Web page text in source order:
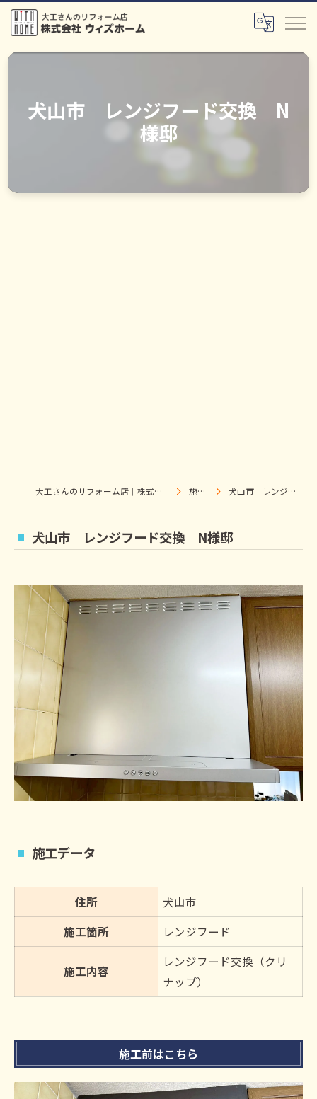
犬山市 レンジフード交換 N
様邸
大工さんのリフォーム店｜株式会社ウィズホーム｜扶桑・犬山 施工事例 犬山市 レンジフード交換 N様邸
犬山市 レンジフード交換 N様邸
施工データ
住所
犬山市
施工箇所
レンジフード
施工内容
レンジフード交換（クリ
ナップ）
施工前はこちら